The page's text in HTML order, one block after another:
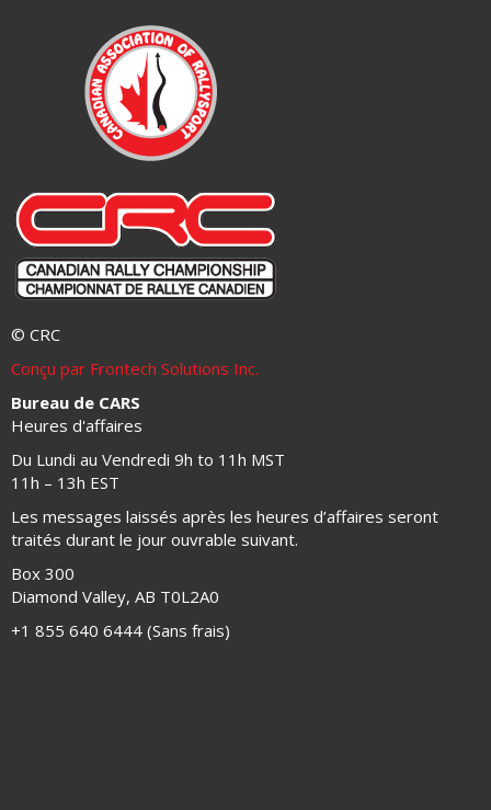
© CRC
Conçu par Frontech Solutions Inc.
Bureau de CARS
Heures d'affaires
Du Lundi au Vendredi 9h to 11h MST
11h – 13h EST
Les messages laissés après les heures d’affaires seront
traités durant le jour ouvrable suivant.
Box 300
Diamond Valley, AB T0L2A0
+1 855 640 6444 (Sans frais)